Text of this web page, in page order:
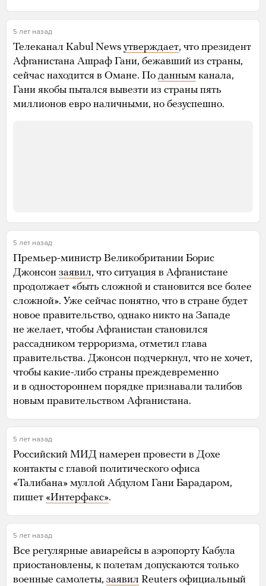
5 лет назад
Телеканал Kabul News утверждает, что президент
Афганистана Ашраф Гани, бежавший из страны,
сейчас находится в Омане. По данным канала,
Гани якобы пытался вывезти из страны пять
миллионов евро наличными, но безуспешно.
5 лет назад
Премьер-министр Великобритании Борис
Джонсон заявил, что ситуация в Афганистане
продолжает «быть сложной и становится все более
сложной». Уже сейчас понятно, что в стране будет
новое правительство, однако никто на Западе
не желает, чтобы Афганистан становился
рассадником терроризма, отметил глава
правительства. Джонсон подчеркнул, что не хочет,
чтобы какие-либо страны преждевременно
и в одностороннем порядке признавали талибов
новым правительством Афганистана.
5 лет назад
Российский МИД намерен провести в Дохе
контакты с главой политического офиса
«Талибана» муллой Абдулом Гани Барадаром,
пишет «Интерфакс».
5 лет назад
Все регулярные авиарейсы в аэропорту Кабула
приостановлены, к полетам допускаются только
военные самолеты, заявил Reuters официальный